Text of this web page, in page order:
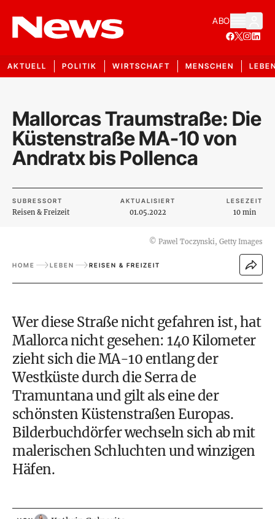
ABO
AKTUELL POLITIK WIRTSCHAFT MENSCHEN
Mallorcas Traumstraße: Die
Küstenstraße MA-10 von
Andratx bis Pollenca
SUBRESSORT
Reisen & Freizeit
AKTUALISIERT
01.05.2022
LESEZEIT
10 min
© Pawel Toczynski, Getty Images
HOME LEBEN REISEN & FREIZEIT
Wer diese Straße nicht gefahren ist, hat
Mallorca nicht gesehen: 140 Kilometer
zieht sich die MA-10 entlang der
Westküste durch die Serra de
Tramuntana und gilt als eine der
schönsten Küstenstraßen Europas.
Bilderbuchdörfer wechseln sich ab mit
malerischen Schluchten und winzigen
Häfen.